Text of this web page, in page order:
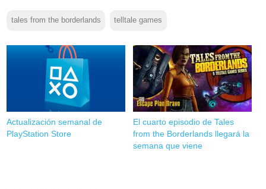
tales from the borderlands telltale games
Actualización semanal de
PlayStation Store
El cuarto episodio de Tales
from the Borderlands llegará la
semana que viene